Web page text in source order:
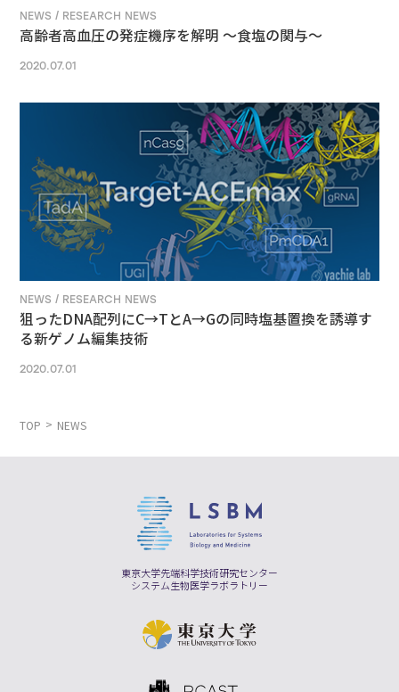
NEWS / RESEARCH NEWS
高齢者高血圧の発症機序を解明 ～食塩の関与～
2020.07.01
NEWS / RESEARCH NEWS
狙ったDNA配列にC→TとA→Gの同時塩基置換を誘導す
る新ゲノム編集技術
2020.07.01
TOP NEWS
東京大学先端科学技術研究センター
システム生物医学ラボラトリー